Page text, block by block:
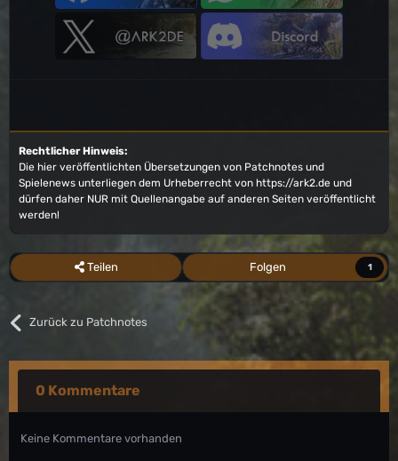
Rechtlicher Hinweis:
Die hier veröffentlichten Übersetzungen von Patchnotes und
Spielenews unterliegen dem Urheberrecht von https://ark2.de und
dürfen daher NUR mit Quellenangabe auf anderen Seiten veröffentlicht
werden!
Teilen Folgen 1
Zurück zu Patchnotes
0 Kommentare
Keine Kommentare vorhanden